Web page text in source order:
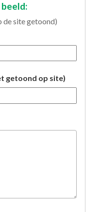
site getoond)
getoond op site)